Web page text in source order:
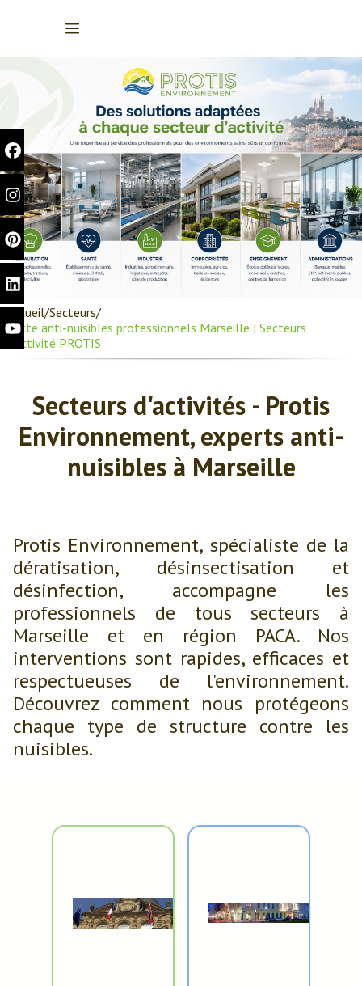
Accueil Secteurs
Lutte anti-nuisibles professionnels Marseille | Secteurs
d’activité PROTIS
Secteurs d'activités - Protis
Environnement, experts anti-
nuisibles à Marseille
Protis Environnement, spécialiste de la
dératisation, désinsectisation et
désinfection, accompagne les
professionnels de tous secteurs à
Marseille et en région PACA. Nos
interventions sont rapides, efficaces et
respectueuses de l'environnement.
Découvrez comment nous protégeons
chaque type de structure contre les
nuisibles.